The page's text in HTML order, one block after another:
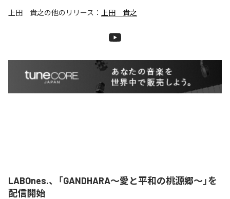
上田 貴之の他のリリース： 上田 貴之
LABOnes.、「GANDHARA〜愛と平和の桃源郷〜」を
配信開始